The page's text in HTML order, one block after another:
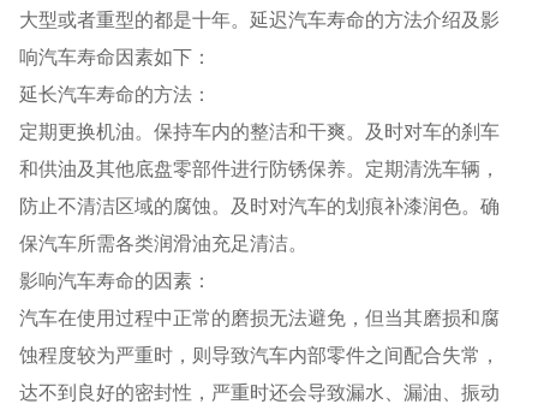
大型或者重型的都是十年。延迟汽车寿命的方法介绍及影
响汽车寿命因素如下：
延长汽车寿命的方法：
定期更换机油。保持车内的整洁和干爽。及时对车的刹车
和供油及其他底盘零部件进行防锈保养。定期清洗车辆，
防止不清洁区域的腐蚀。及时对汽车的划痕补漆润色。确
保汽车所需各类润滑油充足清洁。
影响汽车寿命的因素：
汽车在使用过程中正常的磨损无法避免，但当其磨损和腐
蚀程度较为严重时，则导致汽车内部零件之间配合失常，
达不到良好的密封性，严重时还会导致漏水、漏油、振动